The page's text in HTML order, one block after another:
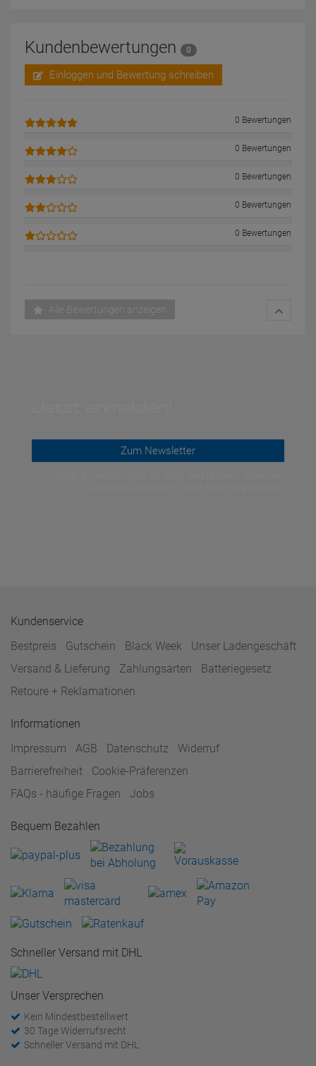
Kundenbewertungen 0
Einloggen und Bewertung schreiben
0 Bewertungen
0 Bewertungen
0 Bewertungen
0 Bewertungen
0 Bewertungen
Alle Bewertungen anzeigen
Zum Newsletter
Kundenservice
Bestpreis
Gutschein Black Week
Unser Ladengeschäft
Versand & Lieferung
Zahlungsarten
Batteriegesetz
Retoure + Reklamationen
Informationen
Impressum
AGB Datenschutz
Widerruf
Barrierefreiheit
Cookie-Präferenzen
FAQs - häufige Fragen
Jobs
Bequem Bezahlen
Schneller Versand mit DHL
Unser Versprechen
Kein Mindestbestellwert
30 Tage Widerrufsrecht
Schneller Versand mit DHL